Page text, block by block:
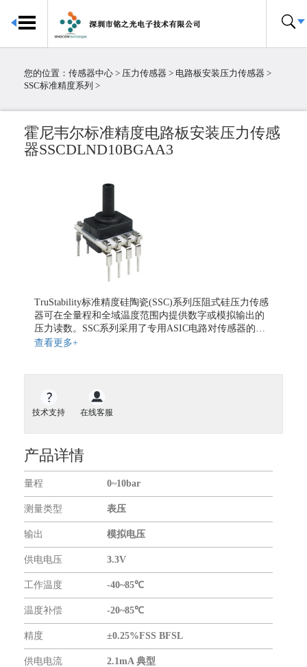
首页
倾角传感器
陀螺仪传感器
地磁传感器
气体传感器
开关传感器
液位传感器
扭矩传感器
振动传感器
传感器仪表
无线通信模块
GNSS模块
GPS全向天线
合作伙伴
联系我们
您的位置： 传感器中心 > 压力传感器 > 电路板安装压力传感器 >
SSC标准精度系列 >
霍尼韦尔标准精度电路板安装压力传感
器SSCDLND10BGAA3
TruStability标准精度硅陶瓷(SSC)系列压阻式硅压力传感
器可在全量程和全域温度范围内提供数字或模拟输出的
压力读数。SSC系列采用了专用ASIC电路对传感器的漂
移、灵敏度、温度影响和非线性进行了全面的补偿和校
于无腐蚀性和无离子型的气体使用，比如空气和其他的
干燥气体，能够测量绝压、表压或者差压。在绝压传感
器内，有一真空参考，传感器的输出值与绝对压力成比
例。而表压型则以大气压为参考，输出的数值与压力相
对大气压的大小有关。差压型压力传感器的两端都可以
用于测量。
查看更多+
技术支持 在线客服
产品详情
量程 0~10bar
测量类型 表压
输出 模拟电压
供电电压 3.3V
工作温度 -40~85℃
温度补偿 -20~85℃
精度 ±0.25%FSS BFSL
供电电流 2.1mA 典型